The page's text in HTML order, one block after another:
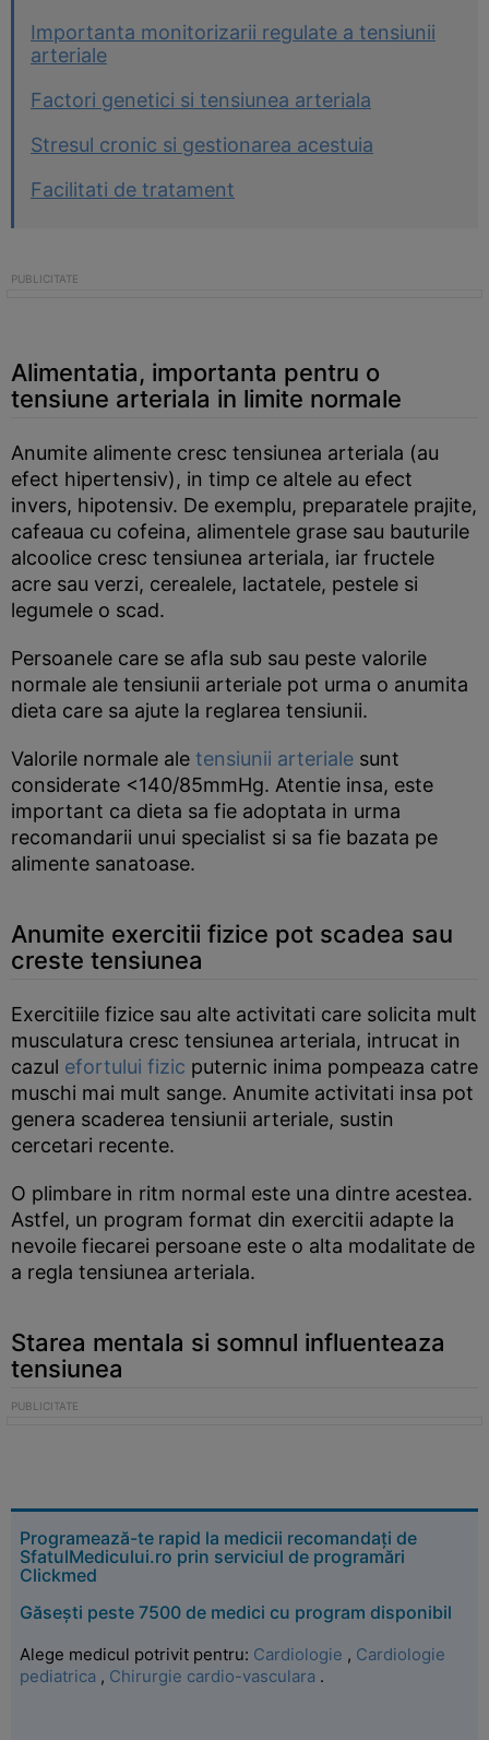
Importanta monitorizarii regulate a tensiunii
arteriale
Factori genetici si tensiunea arteriala
Stresul cronic si gestionarea acestuia
Facilitati de tratament
Alimentatia, importanta pentru o
tensiune arteriala in limite normale
Anumite alimente cresc tensiunea arteriala (au
efect hipertensiv), in timp ce altele au efect
invers, hipotensiv. De exemplu, preparatele prajite,
cafeaua cu cofeina, alimentele grase sau bauturile
alcoolice cresc tensiunea arteriala, iar fructele
acre sau verzi, cerealele, lactatele, pestele si
legumele o scad.
Persoanele care se afla sub sau peste valorile
normale ale tensiunii arteriale pot urma o anumita
dieta care sa ajute la reglarea tensiunii.
Valorile normale ale tensiunii arteriale sunt
considerate <140/85mmHg. Atentie insa, este
important ca dieta sa fie adoptata in urma
recomandarii unui specialist si sa fie bazata pe
alimente sanatoase.
Anumite exercitii fizice pot scadea sau
creste tensiunea
Exercitiile fizice sau alte activitati care solicita mult
musculatura cresc tensiunea arteriala, intrucat in
cazul efortului fizic puternic inima pompeaza catre
muschi mai mult sange. Anumite activitati insa pot
genera scaderea tensiunii arteriale, sustin
cercetari recente.
O plimbare in ritm normal este una dintre acestea.
Astfel, un program format din exercitii adapte la
nevoile fiecarei persoane este o alta modalitate de
a regla tensiunea arteriala.
Starea mentala si somnul influenteaza
tensiunea
Programează-te rapid la medicii recomandați de
SfatulMedicului.ro prin serviciul de programări
Clickmed
Găsești peste 7500 de medici cu program disponibil
Alege medicul potrivit pentru: Cardiologie , Cardiologie
pediatrica , Chirurgie cardio-vasculara .